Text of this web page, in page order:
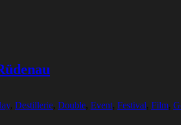
, Destillerie, Double, Event, Festival, Film,